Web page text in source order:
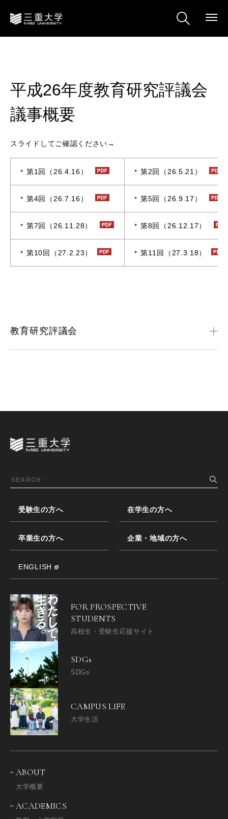
平成26年度教育研究評議会
議事概要
スライドしてご確認ください→
第1回（26.4.16） 第2回（26.5.21）
第4回（26.7.16） 第5回（26.9.17）
第7回（26.11.28） 第8回（26.12.17）
第10回（27.2.23） 第11回（27.3.18）
教育研究評議会
受験生の方へ 在学生の方へ
卒業生の方へ 企業・地域の方へ
ENGLISH
FOR PROSPECTIVE
STUDENTS
高校生・受験生応援サイト
SDGs
SDGs
CAMPUS LIFE
大学生活
ABOUT
大学概要
ACADEMICS